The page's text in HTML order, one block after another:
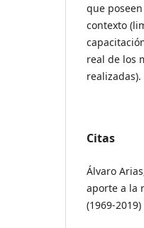
que
contexto
real de los
realizadas).
Citas
Álvaro
aporte a la
(1969-